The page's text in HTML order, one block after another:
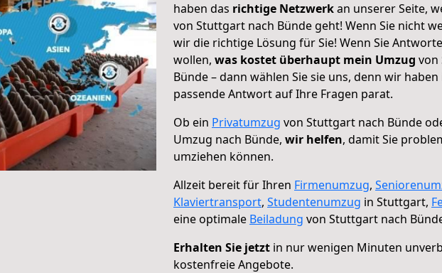
haben das richtige Netzwerkan unserer Seite,
von Stuttgart nach Bünde geht! Wenn Sie nicht
wir die richtige Lösung für Sie! Wenn Sie
wollen, was kostet überhaupt mein Umzug von
Bünde – dann wählen Sie sie uns, denn wir
passende Antwort auf Ihre Fragen parat.
Ob ein Privatumzug von Stuttgart nach Bünde
Umzug nach Bünde, wir helfen, damit Sie
umziehen können.
Allzeit bereit für Ihren Firmenumzug,
Klaviertransport, Studentenumzug in Stuttgart,
eine optimale Beiladung von Stuttgart nach
Erhalten Sie jetzt in nur wenigen Minuten
kostenfreie Angebote.